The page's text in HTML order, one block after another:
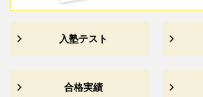
入塾テスト
合格実績